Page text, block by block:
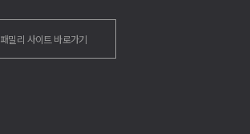
패밀리 사이트 바로가기